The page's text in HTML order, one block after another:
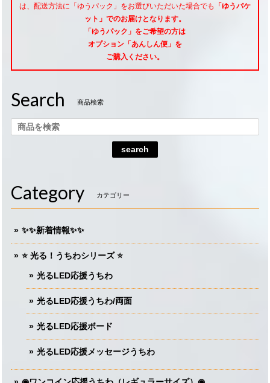
は、配送方法に「ゆうパック」をお選びいただいた場合でも
「ゆうパケ
ット」でのお届けとなります。
「ゆうパック」をご希望の方は
オプション「あんしん便」 を
ご購入ください。
Search 商品検索
search
Category カテゴリー
✨✨新着情報✨✨
⭐️ 光る！うちわシリーズ ⭐️
光るLED応援うちわ
光るLED応援うちわ/両面
光るLED応援ボード
光るLED応援メッセージうちわ